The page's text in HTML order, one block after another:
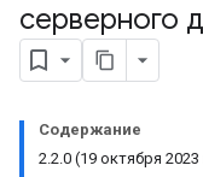
серверного
Содержание
2.2.0 (19 октября 2023